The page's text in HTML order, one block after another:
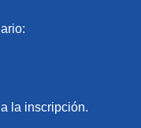
la inscripción.